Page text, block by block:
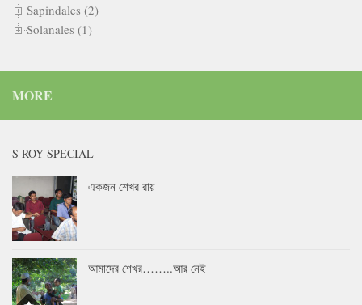
Sapindales (2)
Solanales (1)
MORE
S ROY SPECIAL
একজন শেখর রায়
আমাদের শেখর……..আর নেই